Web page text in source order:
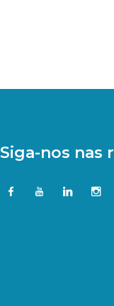
Siga-nos nas